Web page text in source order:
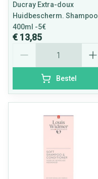
Ducray Extra-doux
Huidbescherm. Shampoo
400ml -5€
€ 13,85
Bestel